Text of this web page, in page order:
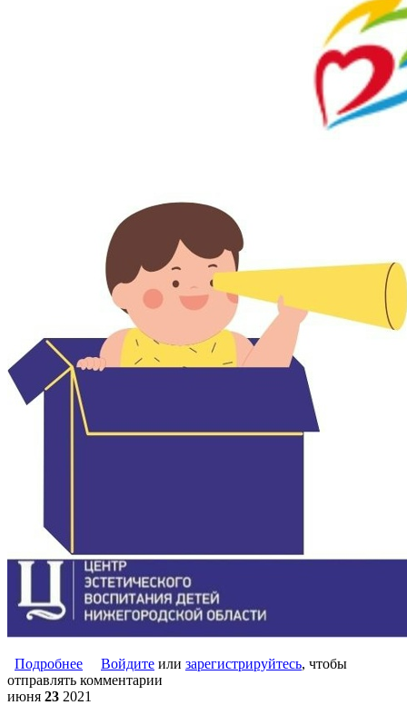
Подробнее о X ВСЕРОССИЙСКАЯ АКЦИЯ
«ДОБРОВОЛЬЦЫ - ДЕТЯМ»
Войдите или зарегистрируйтесь, чтобы
отправлять комментарии
июня 23 2021